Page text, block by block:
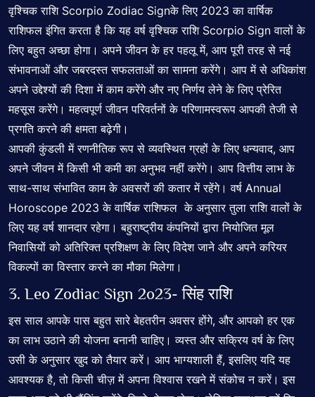
वृश्चिक राशि Scorpio Zodiac Signके लिए 2023 का वार्षिक
राशिफल इंगित करता है कि यह वर्षवृश्चिक राशि Scorpio Sign वालों के
लिए बहुत अच्छा होगा। अपने जीवन के हर पहलू में, आप पूरी तरह से नई
संभावनाओं और जबरदस्त सफलताओं का सामना करेंगे। आप में से अधिकांश
अपने उद्देश्यों की दिशा में काम करेंगे और नए निर्णय लेने के लिए प्रेरित
महसूस करेंगे। महत्वपूर्ण जीवन परिवर्तनों के परिणामस्वरूप आपकी तेजी से
प्रगति करने की क्षमता बढ़ेगी।
आपकी कुंडली में रणनीतिक रूप से व्यवस्थित ग्रहों के लिए धन्यवाद, आप
अपने जीवन में किसी भी कमी का अनुभव नहीं करेंगे। आप वित्तीय लाभ के
साथ-साथ संभावित काम के अवसरों की कतार में रहेंगे। वर्ष Annual
Horoscope 2023 के वार्षिक राशिफल के अनुसार तुला राशि वालों के
लिए यह वर्ष शानदार रहेगा।बहुराष्ट्रीय कंपनियों द्वारा नियोजित मूल
निवासियों को अतिरिक्त प्रशिक्षण के लिए विदेश जाने और अपने करियर
विकल्पों का विस्तार करने का मौका मिलेगा।
3. Leo Zodiac Sign 2o23- सिंह राशि
इस साल आपके पास बहुत सारे बेहतरीन अवसर होंगे, और आपको हर एक
का लाभ उठाने की योजना बनानी चाहिए। व्यस्त और सक्रिय वर्ष के लिए
उसी के अनुसार खुद को तैयार करें। आप भाग्यशाली हैं, इसलिए यदि यह
आवश्यक है, तो किसी चीज़ में अपना विश्वास रखने में संकोच न करें। इस